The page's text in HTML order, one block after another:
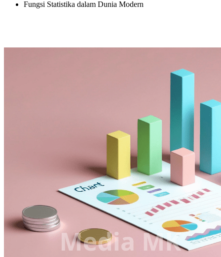
Fungsi Statistika dalam Dunia Modern